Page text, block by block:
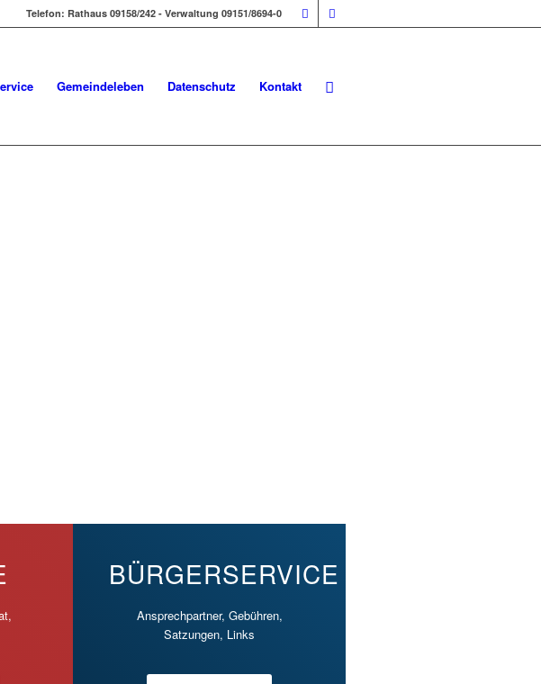
Telefon: Rathaus 09158/242 - Verwaltung 09151/8694-0
Gemeindeleben Datenschutz Kontakt
BÜRGERSERVICE
Ansprechpartner, Gebühren,
Satzungen, Links